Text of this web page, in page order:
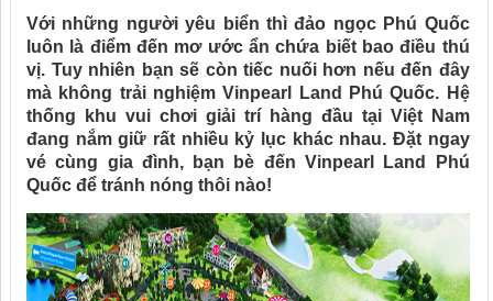
Với những người yêu biển thì đảo ngọc Phú Quốc
luôn là điểm đến mơ ước ẩn chứa biết bao điều thú
vị. Tuy nhiên bạn sẽ còn tiếc nuối hơn nếu đến đây
mà không trải nghiệm Vinpearl Land Phú Quốc. Hệ
thống khu vui chơi giải trí hàng đầu tại Việt Nam
đang nắm giữ rất nhiều kỷ lục khác nhau. Đặt ngay
vé cùng gia đình, bạn bè đến Vinpearl Land Phú
Quốc để tránh nóng thôi nào!